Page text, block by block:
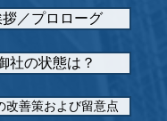
／プロローグ
社の状態は？
改善策および留意点